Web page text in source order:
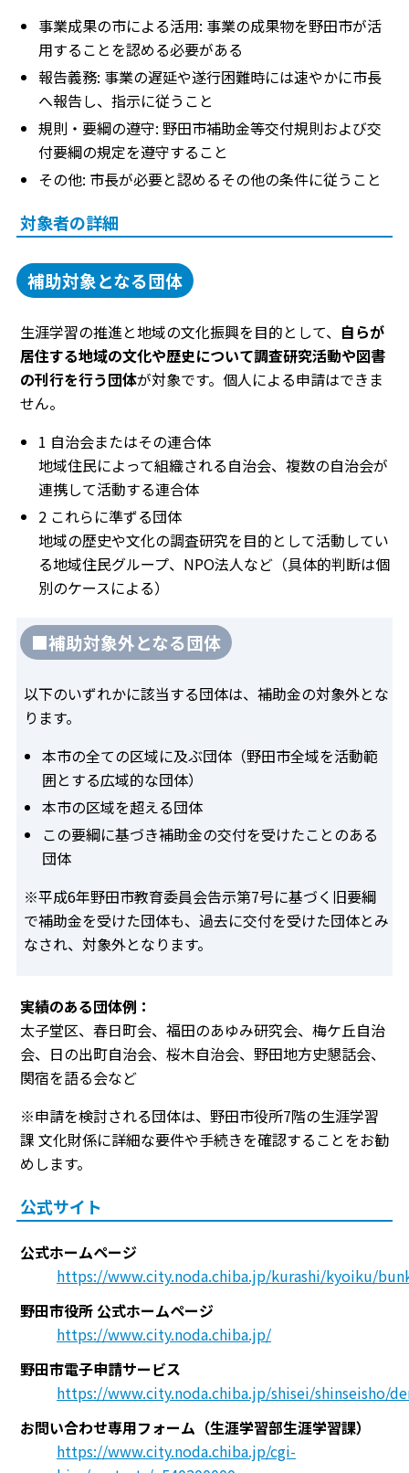
事業成果の市による活用: 事業の成果物を野田市が活
用することを認める必要がある
報告義務: 事業の遅延や遂行困難時には速やかに市長
へ報告し、指示に従うこと
規則・要綱の遵守: 野田市補助金等交付規則および交
付要綱の規定を遵守すること
その他: 市長が必要と認めるその他の条件に従うこと
対象者の詳細
補助対象となる団体
生涯学習の推進と地域の文化振興を目的として、 自らが
居住する地域の文化や歴史について調査研究活動や図書
の刊行を行う団体が対象です。個人による申請はできま
せん。
1 自治会またはその連合体
地域住民によって組織される自治会、複数の自治会が
連携して活動する連合体
2 これらに準ずる団体
地域の歴史や文化の調査研究を目的として活動してい
る地域住民グループ、NPO法人など（具体的判断は個
別のケースによる）
■補助対象外となる団体
以下のいずれかに該当する団体は、補助金の対象外とな
ります。
本市の全ての区域に及ぶ団体（野田市全域を活動範
囲とする広域的な団体）
本市の区域を超える団体
この要綱に基づき補助金の交付を受けたことのある
団体
※平成6年野田市教育委員会告示第7号に基づく旧要綱
で補助金を受けた団体も、過去に交付を受けた団体とみ
なされ、対象外となります。
実績のある団体例：
太子堂区、春日町会、福田のあゆみ研究会、梅ケ丘自治
会、日の出町自治会、桜木自治会、野田地方史懇話会、
関宿を語る会など
※申請を検討される団体は、野田市役所7階の生涯学習
課 文化財係に詳細な要件や手続きを確認することをお勧
めします。
公式サイト
公式ホームページ
https://www.city.noda.chiba.jp/kurashi/kyoiku/
野田市役所 公式ホームページ
https://www.city.noda.chiba.jp/
野田市電子申請サービス
https://www.city.noda.chiba.jp/shisei/shinseisho/
お問い合わせ専用フォーム（生涯学習部生涯学習課）
https://www.city.noda.chiba.jp/cgi-